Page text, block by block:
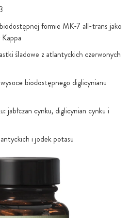
formie MK-7 all-trans jako
śladowe z atlantyckich czerwonych
biodostępnego diglicynianu
jabłczan cynku, diglicynian cynku i
i jodek potasu